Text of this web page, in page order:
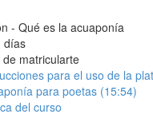
- Qué es la acuaponía
días
matricularte
para el uso de la
para poetas (15:54)
del curso